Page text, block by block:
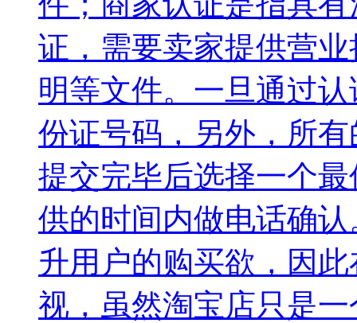
证，需要卖家提供营
明等文件。一旦通过
份证号码，另外，所
提交完毕后选择一个
供的时间内做电话确
升用户的购买欲，因
视，虽然淘宝店只是